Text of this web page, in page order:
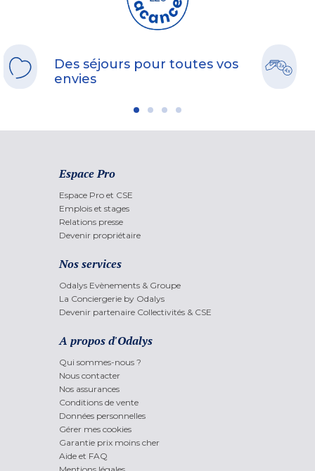
Des séjours pour toutes vos
envies
Espace Pro
Espace Pro et CSE
Emplois et stages
Relations presse
Devenir propriétaire
Nos services
Odalys Evènements & Groupe
La Conciergerie by Odalys
Devenir partenaire Collectivités & CSE
A propos d'Odalys
Qui sommes-nous ?
Nous contacter
Nos assurances
Conditions de vente
Données personnelles
Gérer mes cookies
Garantie prix moins cher
Aide et FAQ